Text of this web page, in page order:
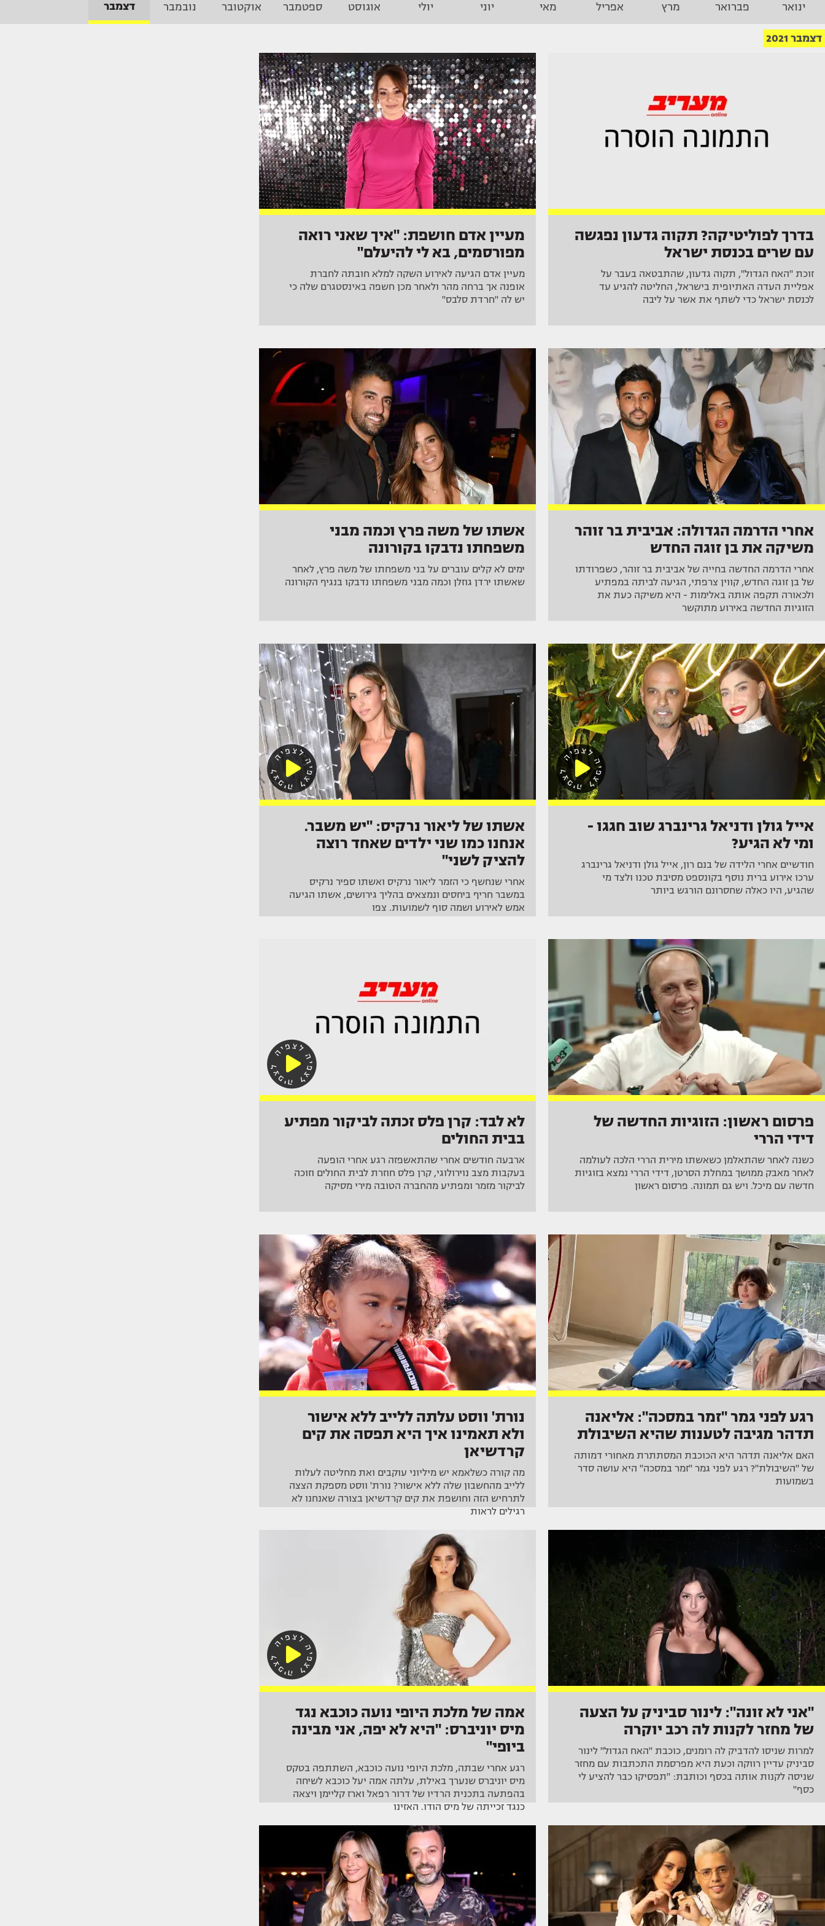
ינואר פברואר מרץ אפריל מאי יוני יולי אוגוסט ספטמבר אוקטובר נובמבר דצמבר
דצמבר 2021
בדרך לפוליטיקה? תקוה גדעון נפגשה
עם שרים בכנסת ישראל
זוכת "האח הגדול", תקוה גדעון, שהתבטאה בעבר על
אפליית העדה האתיופית בישראל, החליטה להגיע עד
לכנסת ישראל כדי לשתף את אשר על ליבה
מעיין אדם חושפת: "איך שאני רואה
מפורסמים, בא לי להיעלם"
מעיין אדם הגיעה לאירוע השקה למלא חובתה לחברת
אופנה אך ברחה מהר ולאחר מכן חשפה באינסטגרם שלה כי
יש לה "חרדת סלבס"
אחרי הדרמה הגדולה: אביבית בר זוהר
משיקה את בן זוגה החדש
אחרי הדרמה החדשה בחייה של אביבית בר זוהר, כשפרודתו
של בן זוגה החדש, קווין צרפתי, הגיעה לביתה במפתיע
ולכאורה תקפה אותה באלימות - היא משיקה כעת את
הזוגיות החדשה באירוע מתוקשר
אשתו של משה פרץ וכמה מבני
משפחתו נדבקו בקורונה
ימים לא קלים עוברים על בני משפחתו של משה פרץ, לאחר
שאשתו ירדן גוזלן וכמה מבני משפחתו נדבקו בנגיף הקורונה
אייל גולן ודניאל גרינברג שוב חגגו -
ומי לא הגיע?
חודשיים אחרי הלידה של בנם רון, אייל גולן ודניאל גרינברג
ערכו אירוע ברית נוסף בקונספט מסיבת טכנו ולצד מי
שהגיע, היו כאלה שחסרונם הורגש ביותר
אשתו של ליאור נרקיס: "יש משבר.
אנחנו כמו שני ילדים שאחד רוצה
להציק לשני"
אחרי שנחשף כי הזמר ליאור נרקיס ואשתו ספיר נרקיס
במשבר חריף ביחסים ונמצאים בהליך גירושים, אשתו הגיעה
אמש לאירוע ושמה סוף לשמועות. צפו
פרסום ראשון: הזוגיות החדשה של
דידי הררי
כשנה לאחר שהתאלמן כשאשתו מירית הררי הלכה לעולמה
לאחר מאבק ממושך במחלת הסרטן, דידי הררי נמצא בזוגיות
חדשה עם מיכל. ויש גם תמונה. פרסום ראשון
לא לבד: קרן פלס זכתה לביקור מפתיע
בבית החולים
ארבעה חודשים אחרי שהתאשפזה רגע אחרי הופעה
בעקבות מצב נוירולוגי, קרן פלס חוזרת לבית החולים וזוכה
לביקור מזמר ומפתיע מהחברה הטובה מירי מסיקה
רגע לפני גמר "זמר במסכה": אליאנה
תדהר מגיבה לטענות שהיא השיבולת
האם אליאנה תדהר היא הכוכבת המסתתרת מאחורי דמותה
של "השיבולת"? רגע לפני גמר "זמר במסכה" היא עושה סדר
בשמועות
נורת' ווסט עלתה ללייב ללא אישור
ולא תאמינו איך היא תפסה את קים
קרדשיאן
מה קורה כשלאמא יש מיליוני עוקבים ואת מחליטה לעלות
ללייב מהחשבון שלה ללא אישור? נורת' ווסט מספקת הצצה
לתרחיש הזה וחושפת את קים קרדשיאן בצורה שאנחנו לא
רגילים לראות
"אני לא זונה": לינור סביניק על הצעה
של מחזר לקנות לה רכב יוקרה
למרות שניסו להדביק לה רומנים, כוכבת "האח הגדול" לינור
סביניק עדיין רווקה וכעת היא מפרסמת התכתבות עם מחזר
שניסה לקנות אותה בכסף וכותבת: "תפסיקו כבר להציע לי
כסף"
אמה של מלכת היופי נועה כוכבא נגד
מיס יוניברס: "היא לא יפה, אני מבינה
ביופי"
רגע אחרי שבתה, מלכת היופי נועה כוכבא, השתתפה בטקס
מיס יוניברס שנערך באילת, עלתה אמה יעל כוכבא לשיחה
בהפתעה בתכנית הרדיו של דרור רפאל וארז קליימן ויצאה
כנגד זכייתה של מיס הודו. האזינו